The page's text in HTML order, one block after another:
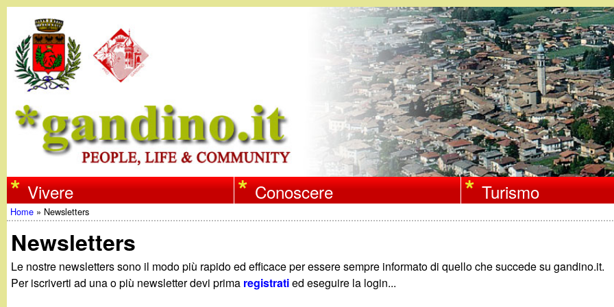
Salta
al
contenuto
principale
w
w
w
.
Vivere Conoscere Turismo
Tu
sei
qui
Home » Newsletters
Newsletters
Le nostre newsletters sono il modo più rapido ed efficace per essere sempre informato di quello che succede su gandino.it.
Per iscriverti ad una o più newsletter devi prima registratied eseguire la login...